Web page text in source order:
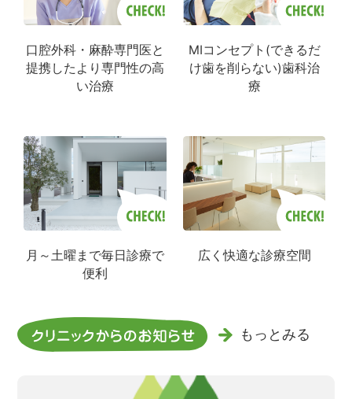
口腔外科・麻酔専門医と
提携したより専門性の高
い治療
MIコンセプト(できるだ
け歯を削らない)歯科治
療
月～土曜まで毎日診療で
便利
広く快適な診療空間
もっとみる